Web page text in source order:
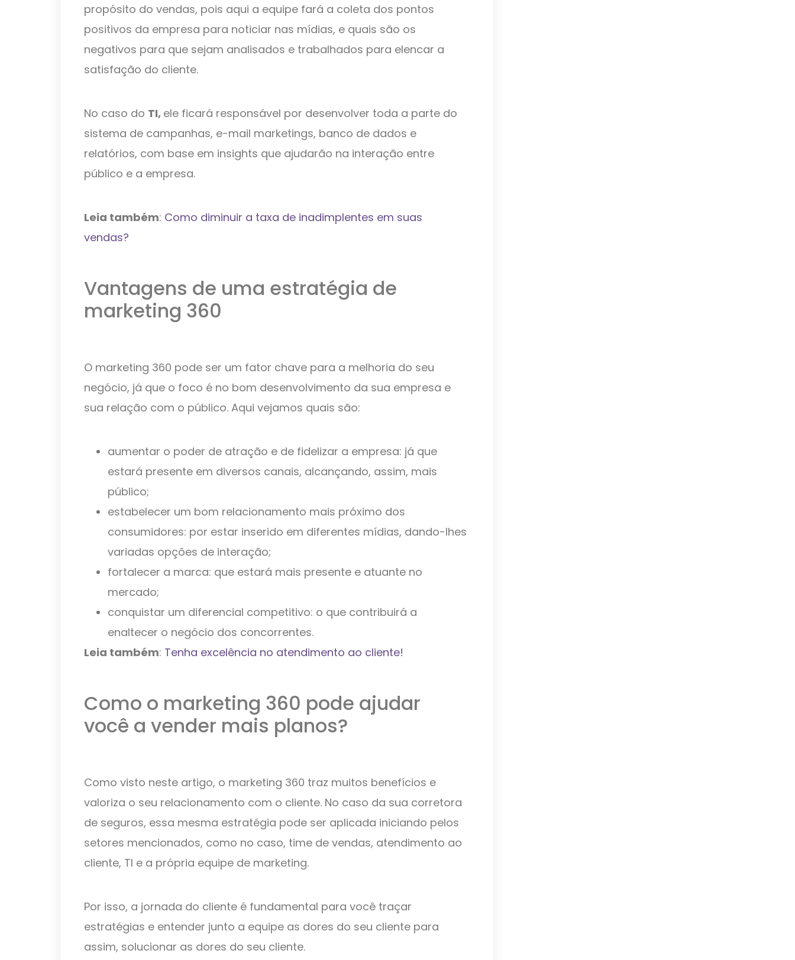
propósito do vendas, pois aqui a equipe fará a coleta dos pontos
positivos da empresa para noticiar nas mídias, e quais são os
negativos para que sejam analisados e trabalhados para elencar a
satisfação do cliente.
No caso do TI, ele ficará responsável por desenvolver toda a parte do
sistema de campanhas, e-mail marketings, banco de dados e
relatórios, com base em insights que ajudarão na interação entre
público e a empresa.
Leia também: Como diminuir a taxa de inadimplentes em suas
vendas?
Vantagens de uma estratégia de
marketing 360
O marketing 360 pode ser um fator chave para a melhoria do seu
negócio, já que o foco é no bom desenvolvimento da sua empresa e
sua relação com o público. Aqui vejamos quais são:
aumentar o poder de atração e de fidelizar a empresa: já que
estará presente em diversos canais, alcançando, assim, mais
público;
estabelecer um bom relacionamento mais próximo dos
consumidores: por estar inserido em diferentes mídias, dando-lhes
variadas opções de interação;
fortalecer a marca: que estará mais presente e atuante no
mercado;
conquistar um diferencial competitivo: o que contribuirá a
enaltecer o negócio dos concorrentes.
Leia também: Tenha excelência no atendimento ao cliente!
Como o marketing 360 pode ajudar
você a vender mais planos?
Como visto neste artigo, o marketing 360 traz muitos benefícios e
valoriza o seu relacionamento com o cliente. No caso da sua corretora
de seguros, essa mesma estratégia pode ser aplicada iniciando pelos
setores mencionados, como no caso, time de vendas, atendimento ao
cliente, TI e a própria equipe de marketing.
Por isso, a jornada do cliente é fundamental para você traçar
estratégias e entender junto a equipe as dores do seu cliente para
assim, solucionar as dores do seu cliente.